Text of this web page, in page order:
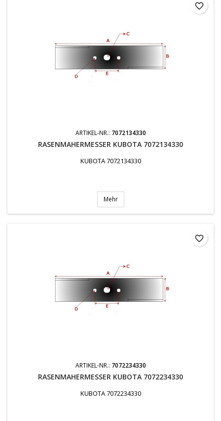
ARTIKEL-NR.: 7072134330
RASENMAHERMESSER KUBOTA 7072134330
KUBOTA 7072134330
Mehr
favorite_border
ARTIKEL-NR.: 7072234330
RASENMAHERMESSER KUBOTA 7072234330
KUBOTA 7072234330
favorite_border